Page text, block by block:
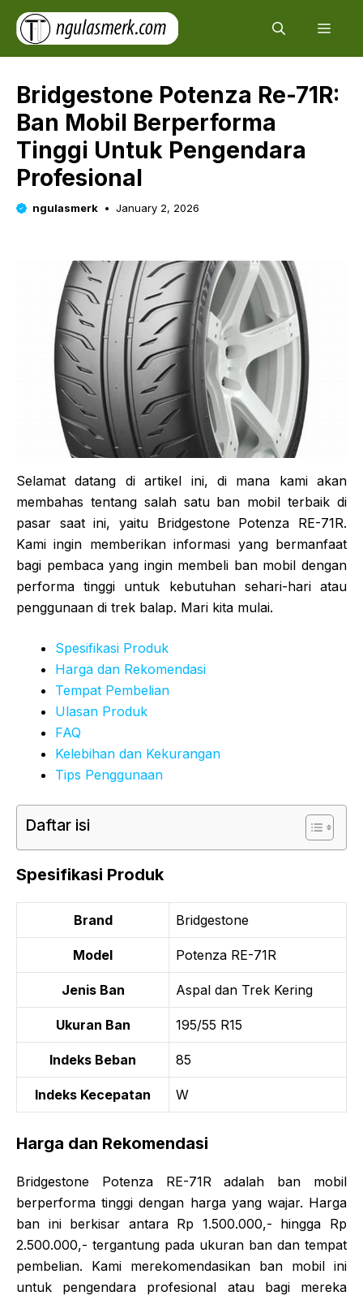
Skip
content
Bridgestone Potenza Re-71R:
Ban Mobil Berperforma
Tinggi Untuk Pengendara
Profesional
ngulasmerk January 2, 2026
Selamat datang di artikel ini, di mana kami akan
membahas tentang salah satu ban mobil terbaik di
pasar saat ini, yaitu Bridgestone Potenza RE-71R.
Kami ingin memberikan informasi yang bermanfaat
bagi pembaca yang ingin membeli ban mobil dengan
performa tinggi untuk kebutuhan sehari-hari atau
penggunaan di trek balap. Mari kita mulai.
Spesifikasi Produk
Harga dan Rekomendasi
Tempat Pembelian
Ulasan Produk
FAQ
Kelebihan dan Kekurangan
Tips Penggunaan
Daftar isi
Spesifikasi Produk
Brand Bridgestone
Model Potenza RE-71R
Jenis Ban Aspal dan Trek Kering
Ukuran Ban 195/55 R15
Indeks Beban 85
Indeks Kecepatan W
Harga dan Rekomendasi
Bridgestone Potenza RE-71R adalah ban mobil
berperforma tinggi dengan harga yang wajar. Harga
ban ini berkisar antara Rp 1.500.000,- hingga Rp
2.500.000,- tergantung pada ukuran ban dan tempat
pembelian. Kami merekomendasikan ban mobil ini
untuk pengendara profesional atau bagi mereka